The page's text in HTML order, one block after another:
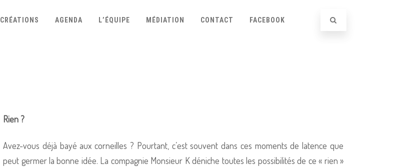
CRÉATIONS AGENDA L’ÉQUIPE MÉDIATION CONTACT FACEBOOK
Rien ?
Avez-vous déjà bayé aux corneilles ? Pourtant, c’est souvent dans ces moments de latence que
peut germer la bonne idée. La compagnie Monsieur K déniche toutes les possibilités de ce « rien »